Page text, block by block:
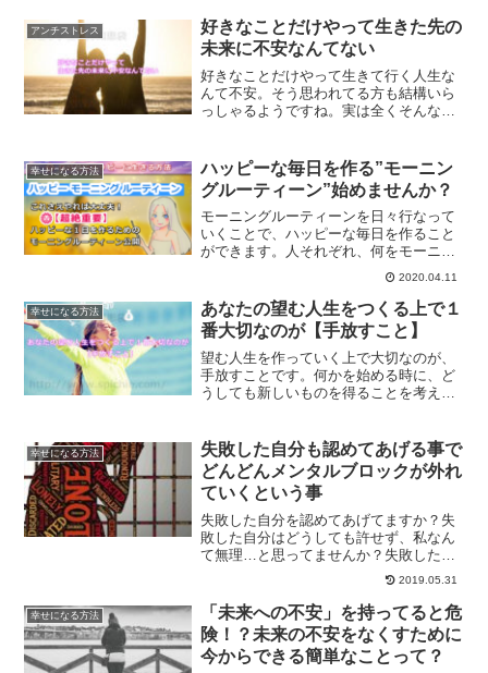
です。
アンチストレス
好きなことだけやって生きた先の
未来に不安なんてない
好きなことだけやって生きて行く人生な
んて不安。そう思われてる方も結構いら
っしゃるようですね。実は全くそんなこ
幸せになる方法
ハッピーな毎日を作る”モーニン
グルーティーン”始めませんか？
モーニングルーティーンを日々行なって
いくことで、ハッピーな毎日を作ること
ができます。人それぞれ、何をモーニン
グルーティーンにするかは異なります。
これならしたい、続けたいと思えること
を毎日の朝のルーティーンにし、ハッピ
ーな毎日をクリエイトしていきません
か？
2020.04.11
幸せになる方法
あなたの望む人生をつくる上で１
番大切なのが【手放すこと】
望む人生を作っていく上で大切なのが、
手放すことです。何かを始める時に、ど
うしても新しいものを得ることを考えが
しによって成長していく方法をご紹介し
ます。
幸せになる方法
失敗した自分も認めてあげる事で
どんどんメンタルブロックが外れ
ていくという事
失敗した自分を認めてあげてますか？失
敗した自分はどうしても許せず、私なん
て無理…と思ってませんか？失敗した自
分も認めてあげる事で、どんどんメンタ
ルブロックを外していくことができま
す。メンタルブロックを外してあげる方
法についてご紹介していきます。
2019.05.31
幸せになる方法
「未来への不安」を持ってると危
険！？未来の不安をなくすために
今からできる簡単なことって？